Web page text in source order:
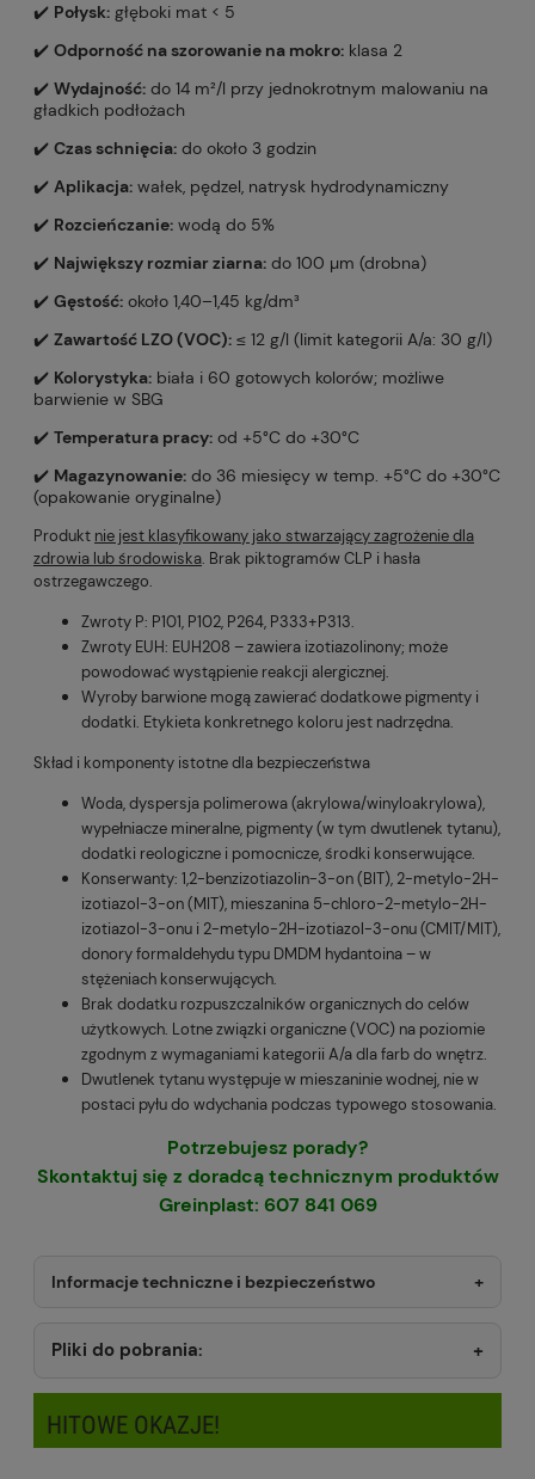
✔️ Połysk: głęboki mat < 5
✔️ Odporność na szorowanie na mokro: klasa 2
✔️ Wydajność: do 14 m²/l przy jednokrotnym malowaniu na
gładkich podłożach
✔️ Czas schnięcia: do około 3 godzin
✔️ Aplikacja: wałek, pędzel, natrysk hydrodynamiczny
✔️ Rozcieńczanie: wodą do 5%
✔️ Największy rozmiar ziarna: do 100 µm (drobna)
✔️ Gęstość: około 1,40–1,45 kg/dm³
✔️ Zawartość LZO (VOC): ≤ 12 g/l (limit kategorii A/a: 30 g/l)
✔️ Kolorystyka: biała i 60 gotowych kolorów; możliwe
barwienie w SBG
✔️ Temperatura pracy: od +5°C do +30°C
✔️ Magazynowanie: do 36 miesięcy w temp. +5°C do +30°C
(opakowanie oryginalne)
Produkt nie jest klasyfikowany jako stwarzający zagrożenie dla
zdrowia lub środowiska. Brak piktogramów CLP i hasła
ostrzegawczego.
Zwroty P: P101, P102, P264, P333+P313.
Zwroty EUH: EUH208 – zawiera izotiazolinony; może
powodować wystąpienie reakcji alergicznej.
Wyroby barwione mogą zawierać dodatkowe pigmenty i
dodatki. Etykieta konkretnego koloru jest nadrzędna.
Skład i komponenty istotne dla bezpieczeństwa
Woda, dyspersja polimerowa (akrylowa/winyloakrylowa),
wypełniacze mineralne, pigmenty (w tym dwutlenek tytanu),
dodatki reologiczne i pomocnicze, środki konserwujące.
Konserwanty: 1,2-benzizotiazolin-3-on (BIT), 2-metylo-2H-
izotiazol-3-on (MIT), mieszanina 5-chloro-2-metylo-2H-
izotiazol-3-onu i 2-metylo-2H-izotiazol-3-onu (CMIT/MIT),
donory formaldehydu typu DMDM hydantoina – w
stężeniach konserwujących.
Brak dodatku rozpuszczalników organicznych do celów
użytkowych. Lotne związki organiczne (VOC) na poziomie
zgodnym z wymaganiami kategorii A/a dla farb do wnętrz.
Dwutlenek tytanu występuje w mieszaninie wodnej, nie w
postaci pyłu do wdychania podczas typowego stosowania.
Potrzebujesz porady?
Skontaktuj się z doradcą technicznym produktów
Greinplast: 607 841 069
Informacje techniczne i bezpieczeństwo
Pliki do pobrania:
HITOWE OKAZJE!